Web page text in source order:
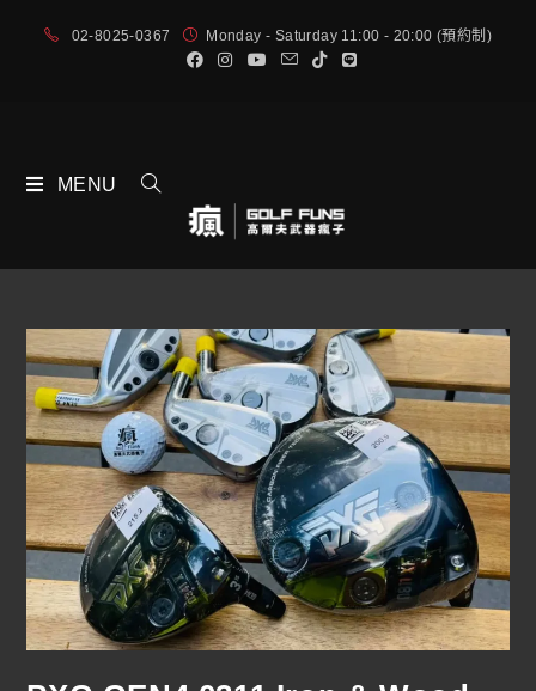
02-8025-0367 Monday - Saturday 11:00 - 20:00 (預約制)
MENU